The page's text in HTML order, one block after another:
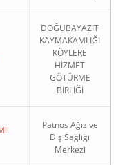
DOĞUBAYAZIT
KAYMAKAMLIĞI
KÖYLERE
HİZMET
GÖTÜRME
BİRLİĞİ
Patnos Ağız ve
Diş Sağlığı
Merkezi